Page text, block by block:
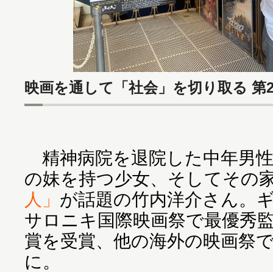
映画を通して「社会」を切り取る 第
精神病院を退院した中年男
の妹を持つ少女、そしてその
人」 が話題の竹内洋介さん。
サロニキ国際映画祭で最優秀
賞を受賞、他の海外の映画祭
に。